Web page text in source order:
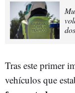
Tras este primer
vehículos que